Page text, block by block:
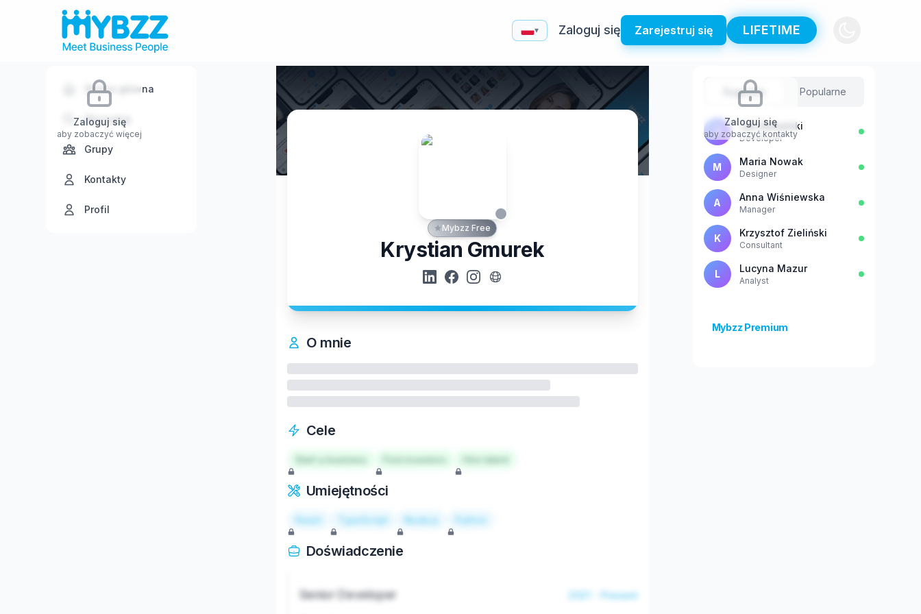
▾ Zaloguj się Zarejestruj się LIFETIME
Zaloguj się
aby zobaczyć więcej
Strona główna
Wyszukaj
Grupy
Kontakty
Profil
Mybzz Free
Krystian Gmurek
O mnie
Cele
Start a business Hire talent
Umiejętności
React TypeScript Node.js Python
Doświadczenie
Senior Developer 2021 - Present
Zaloguj się
aby zobaczyć kontakty
Sugestie Popularne
J Jan Kowalski
Developer
M Maria Nowak
Designer
A Anna Wiśniewska
Manager
K Krzysztof Zieliński
Consultant
L Lucyna Mazur
Analyst
Mybzz Premium